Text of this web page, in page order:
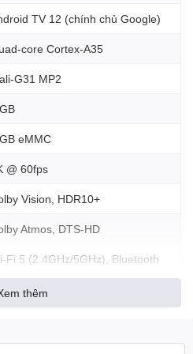
dung 4K
chân thực hơn bao giờ hết. Dù
bạn đều cảm nhận được
nhà.
TV 12 (chính chủ Google)
core Cortex-A35
G31 MP2
eMMC
@ 60fps
Vision, HDR10+
Atmos, DTS-HD
Fi 5 (2.4GHz/5GHz), Bluetooth
2.1a, Micro-USB cấp nguồn
thêm